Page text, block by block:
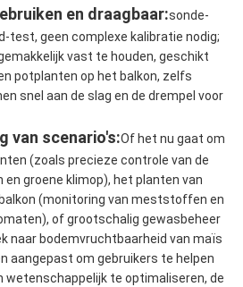
en draagbaar:sonde-
test, geen complexe kalibratie nodig;
vast te houden, geschikt
potplanten op het balkon, zelfs
snel aan de slag en de drempel voor
van scenario's:Of het nu gaat om
(zoals precieze controle van de
groene klimop), het planten van
(monitoring van meststoffen en
of grootschalig gewasbeheer
naar bodemvruchtbaarheid van maïs
aangepast om gebruikers te helpen
wetenschappelijk te optimaliseren, de